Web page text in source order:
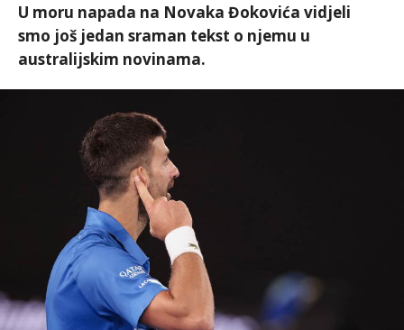
U moru napada na Novaka Đokovića vidjeli
smo još jedan sraman tekst o njemu u
australijskim novinama.